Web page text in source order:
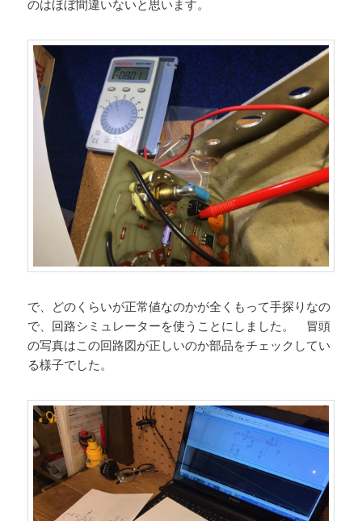
のはほぼ間違いないと思います。
で、どのくらいが正常値なのかが全くもって手探りなの
で、回路シミュレーターを使うことにしました。 冒頭
の写真はこの回路図が正しいのか部品をチェックしてい
る様子でした。